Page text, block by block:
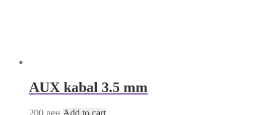
AUX kabal 3.5 mm
200 ден Add to cart